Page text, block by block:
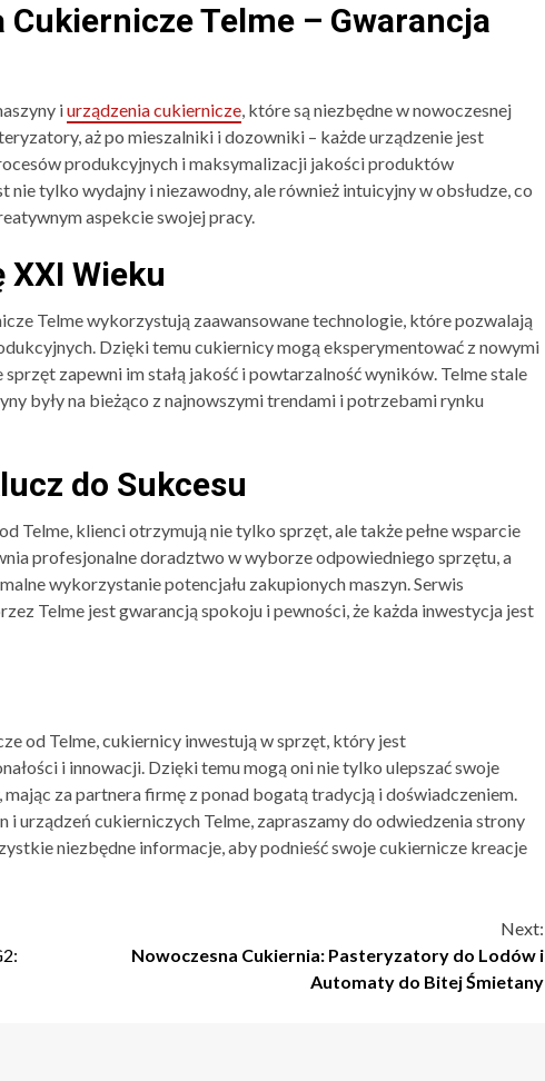
Cukiernicze Telme – Gwarancja
iurządzenia cukiernicze, które są niezbędne w nowoczesnej
aż po mieszalniki i dozowniki – każde urządzenie jest
produkcyjnych i maksymalizacji jakości produktów
tylko wydajny i niezawodny, ale również intuicyjny w obsłudze, co
aspekcie swojej pracy.
Wieku
Telme wykorzystują zaawansowane technologie, które pozwalają
Dzięki temu cukiernicy mogą eksperymentować z nowymi
zapewni im stałą jakość i powtarzalność wyników. Telme stale
były na bieżąco z najnowszymi trendami i potrzebami rynku
do Sukcesu
Telme, klienci otrzymują nie tylko sprzęt, ale także pełne wsparcie
profesjonalne doradztwo w wyborze odpowiedniego sprzętu, a
wykorzystanie potencjału zakupionych maszyn. Serwis
Telme jest gwarancją spokoju i pewności, że każda inwestycja jest
od Telme, cukiernicy inwestują w sprzęt, który jest
i innowacji. Dzięki temu mogą oni nie tylko ulepszać swoje
za partnera firmę z ponad bogatą tradycją i doświadczeniem.
i urządzeń cukierniczych Telme, zapraszamy do odwiedzenia strony
niezbędne informacje, aby podnieść swoje cukiernicze kreacje
Next:
Nowoczesna Cukiernia: Pasteryzatory do Lodów i
Automaty do Bitej Śmietany